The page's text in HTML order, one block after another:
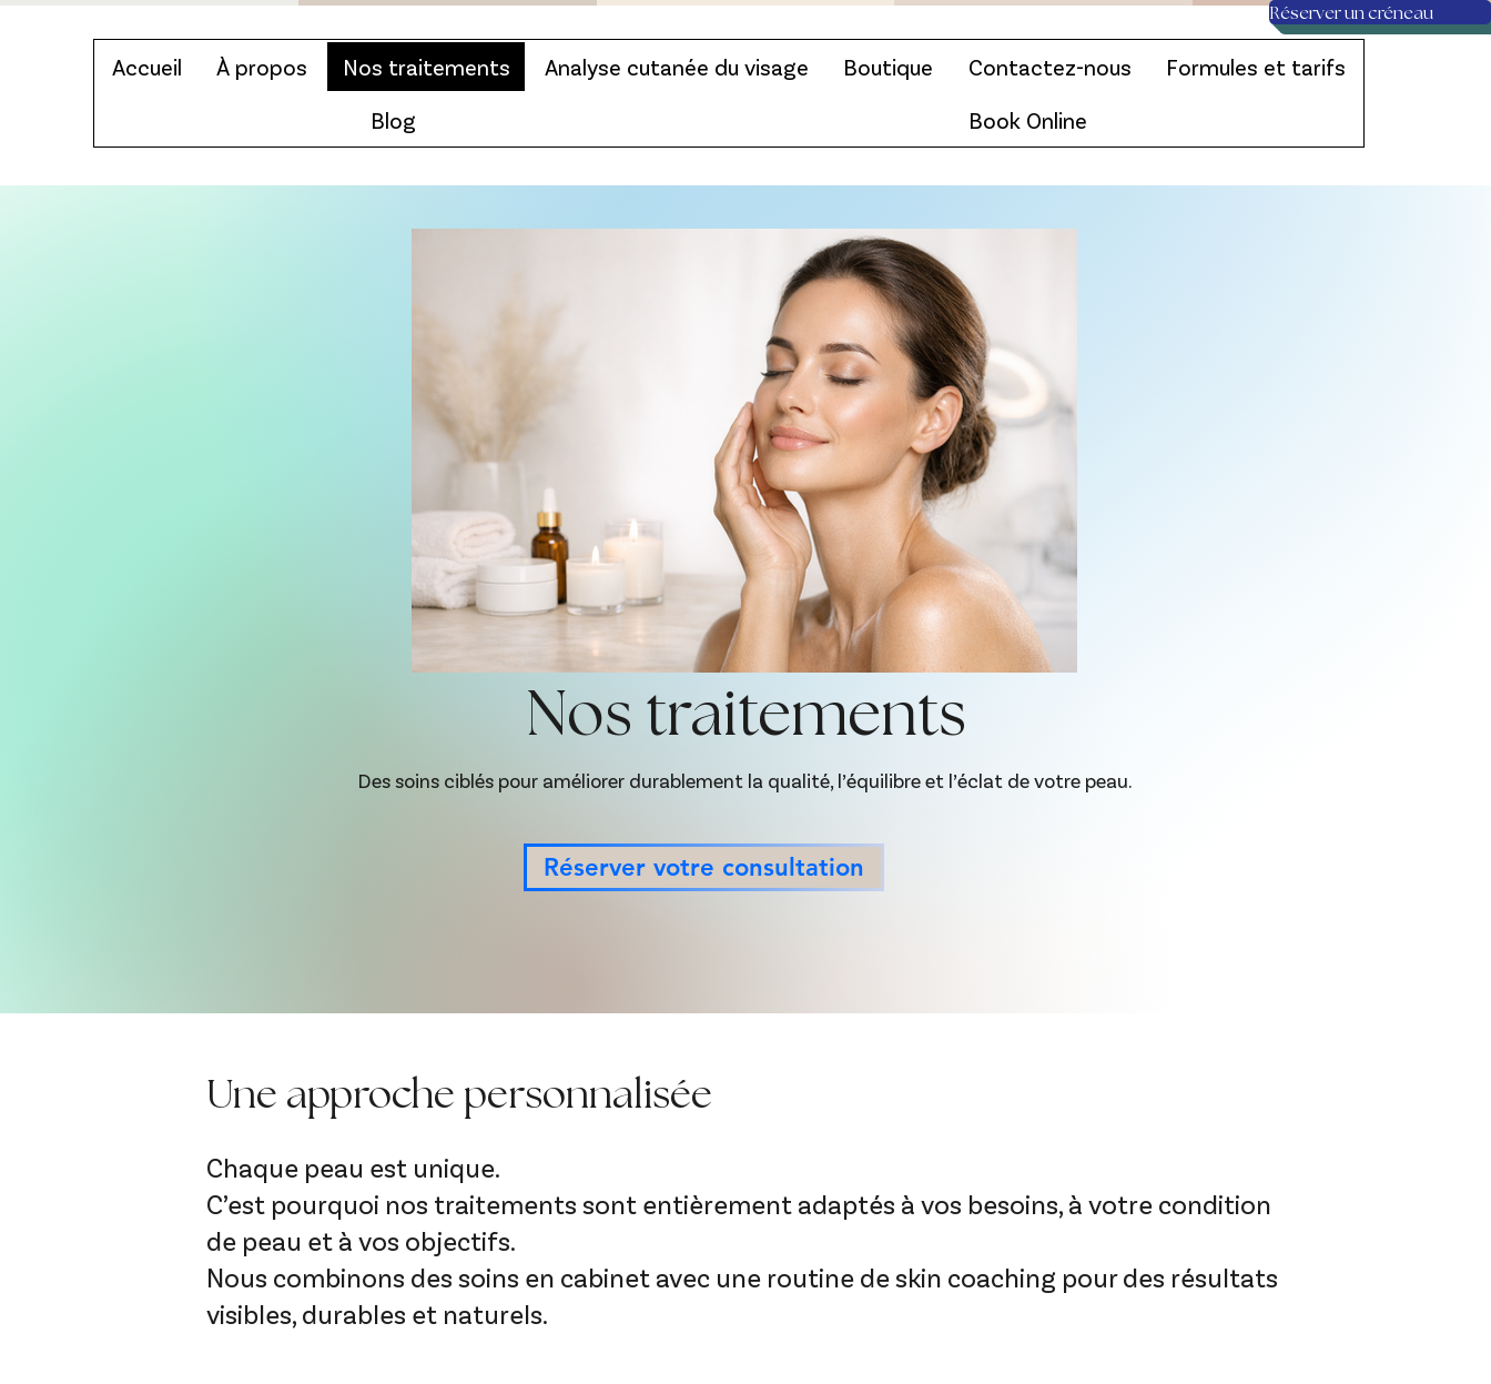
Réserver un créneau
Accueil À propos Nos traitements Analyse cutanée du visage Boutique Contactez-nous
Formules et tarifs
Blog
Book Online
Nos traitements
Des soins ciblés pour améliorer durablement la qualité, l’équilibre et l’éclat de votre peau.
Réserver votre consultation
Une approche personnalisée
Chaque peau est unique.
C’est pourquoi nos traitements sont entièrement adaptés à vos besoins, à votre condition
de peau et à vos objectifs.
Nous combinons des soins en cabinet avec une routine de skin coaching pour des résultats
visibles, durables et naturels.